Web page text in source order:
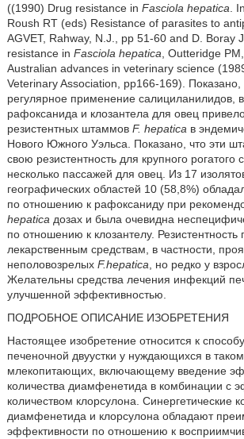
((1990) Drug resistance in Fasciola hepatica .
Roush RT (eds) Resistance of parasites to
AGVET, Rahway, N.J., pp 51-60 and D. Boray
resistance in Fasciola hepatica , Outteridge
Australian advances in veterinary science
Veterinary Association, pp166-169). Показано,
регулярное применение салициланилидов,
рафоксанида и клозантела для овец
резистентных штаммов F. hepatica в
Нового Южного Уэльса. Показано, что эти
свою резистентность для крупного рогатого
несколько пассажей для овец. Из 17
географических областей 10 (58,8%)
по отношению к рафоксаниду при
hepatica дозах и была очевидна
по отношению к клозантелу.
лекарственным средствам, в частности,
неполовозрелых F.hepatica , но редко у
Желательны средства лечения инфекций
улучшенной эффективностью.
ПОДРОБНОЕ ОПИСАНИЕ ИЗОБРЕТЕНИЯ
Настоящее изобретение относится к
печеночной двуустки у нуждающихся в
млекопитающих, включающему введение
количества диамфенетида в комбинации с
количеством клорсулона. Синергетические
диамфенетида и клорсулона обладают
эффективности по отношению к